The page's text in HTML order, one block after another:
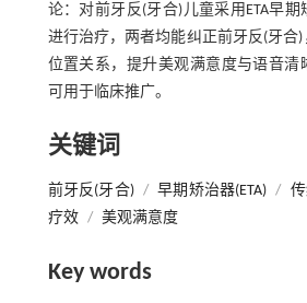
论：对前牙反(牙合)儿童采用ETA早
进行治疗，两者均能纠正前牙反(牙合
位置关系，提升美观满意度与语音清
可用于临床推广。
关键词
前牙反(牙合) / 早期矫治器(ETA) /
疗效 / 美观满意度
Key words